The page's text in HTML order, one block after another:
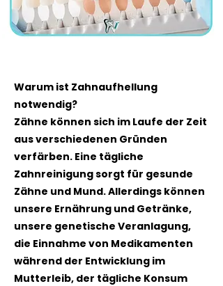
Warum ist Zahnaufhellung
notwendig?
Zähne können sich im Laufe der Zeit
aus verschiedenen Gründen
verfärben. Eine tägliche
Zahnreinigung sorgt für gesunde
Zähne und Mund. Allerdings können
unsere Ernährung und Getränke,
unsere genetische Veranlagung,
die Einnahme von Medikamenten
während der Entwicklung im
Mutterleib, der tägliche Konsum